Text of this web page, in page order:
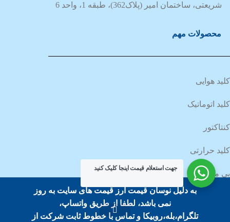
به دلیل نوسان قیمت ارز قیمت های سایت به روز
نمی باشد، لطفا از طریق واتساپ،
تلگرام،بله،روبیکا و تماس با خطوط ثابت شرکت از
شریعتی، ساختمان امیر (پلاک362)، طبقه 1، واحد 6
محصولات مهم
کلید هوایی
کلید اتوماتیک
کنتاکتور
کلید حرارتی
بی متال
کلید مینیاتوری
کلید محافظ جان
جهت استعلام قیمت اینجا کلیک کنید